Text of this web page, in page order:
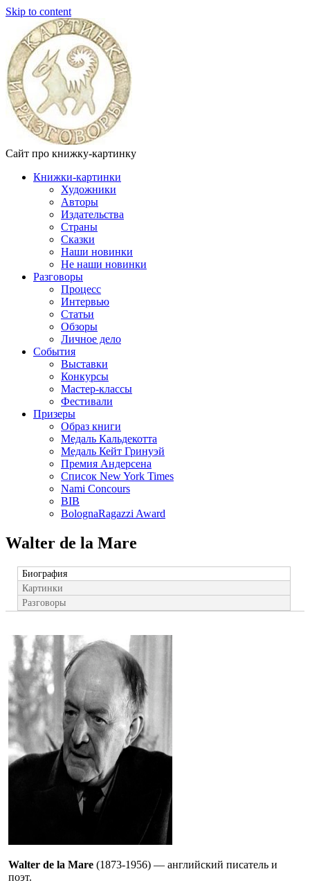
Skip to content
Сайт про книжку-картинку
Книжки-картинки
Художники
Авторы
Издательства
Страны
Сказки
Наши новинки
Не наши новинки
Разговоры
Процесс
Интервью
Статьи
Обзоры
Личное дело
События
Выставки
Конкурсы
Мастер-классы
Фестивали
Призеры
Образ книги
Медаль Кальдекотта
Медаль Кейт Гринуэй
Премия Андерсена
Список New York Times
Nami Concours
BIB
BolognaRagazzi Award
Walter de la Mare
Биография
Картинки
Разговоры
Walter de la Mare (1873-1956) — английский писатель и
поэт.